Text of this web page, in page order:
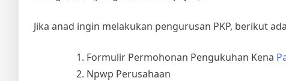
Jika anad ingin melakukan pengurusan PKP, berikut
Formulir Permohonan Pengukuhan Kena
Npwp Perusahaan